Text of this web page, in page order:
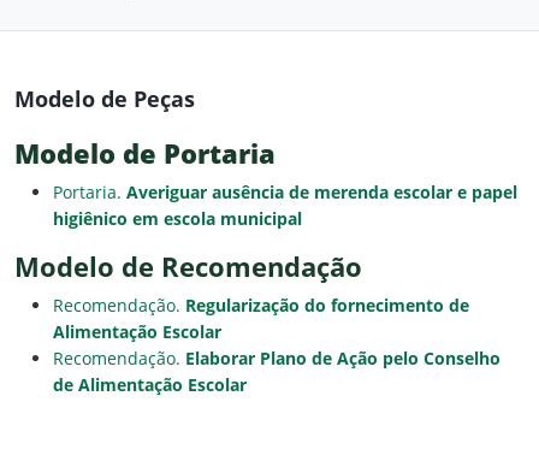
Modelo de Peças
Modelo de Portaria
Portaria. Averiguar ausência de merenda escolar e papel
higiênico em escola municipal
Modelo de Recomendação
Recomendação. Regularização do fornecimento de
Alimentação Escolar
Recomendação. Elaborar Plano de Ação pelo Conselho
de Alimentação Escolar